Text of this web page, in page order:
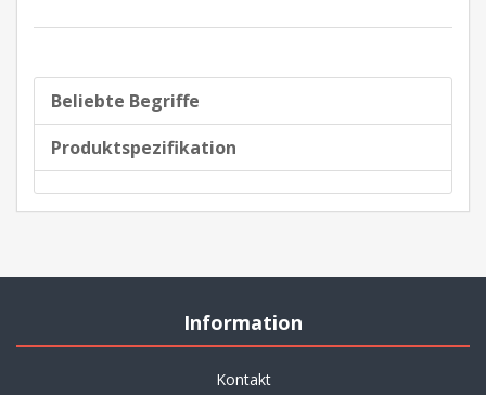
Beliebte Begriffe
Produktspezifikation
Information
Kontakt